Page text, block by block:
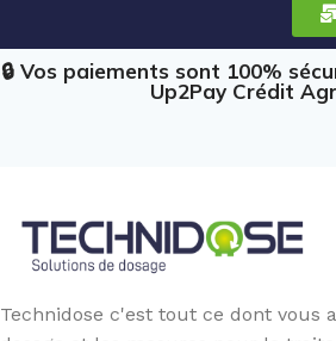
🔒 Vos paiements sont 100%
Up2Pay Crédit
Technidose c'est tout ce dont vous